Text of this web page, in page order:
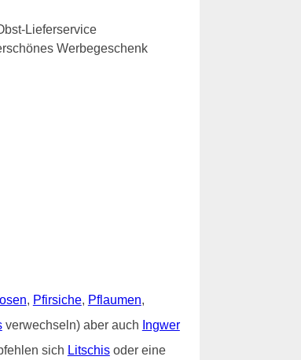
Lieferservice
Werbegeschenk
, Pfirsiche, Pflaumen,
verwechseln) aber auch Ingwer
sich Litschisoder eine